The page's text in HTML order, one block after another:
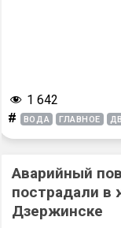
1 642
# ВОДА ГЛАВНОЕ
Аварийный
пострадали в
Дзержинске